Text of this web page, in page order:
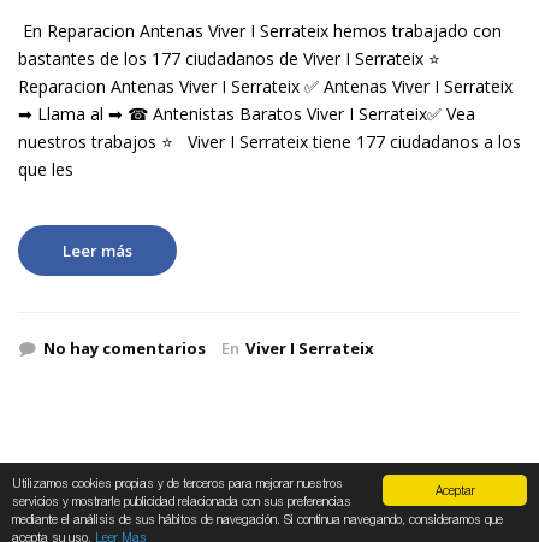
Aceptar
Utilizamos cookies propias y de terceros para mejorar nuestros
servicios y mostrarle publicidad relacionada con sus preferencias
mediante el análisis de sus hábitos de navegación. Si continua navegando, consideramos que
acepta su uso. Leer Mas
En Reparacion Antenas Viver I Serrateix hemos trabajado con
bastantes de los 177 ciudadanos de Viver I Serrateix ⭐
Reparacion Antenas Viver I Serrateix ✅ Antenas Viver I Serrateix
➡ Llama al ➡ ☎ Antenistas Baratos Viver I Serrateix✅ Vea
nuestros trabajos ⭐ Viver I Serrateix tiene 177 ciudadanos a los
que les
Leer más
No hay comentarios En Viver I Serrateix
Antenacity 2019 Avisos Legales Politica de Privacidad